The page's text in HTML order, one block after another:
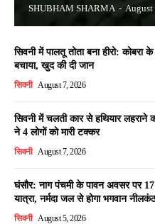
SHUBHAM SHARMA - August
सिवनी में पालतू तोता बना हीरो:
बचाया, खुद की दी जान
सिवनी August 7, 2026
सिवनी में चलती कार से हथियार लहराने
ने 4 लोगों को मारी टक्कर
सिवनी August 7, 2026
घंसौर: नाग पंचमी के पावन अवसर पर
यात्रा, नर्मदा जल से होगा भगवान
सिवनी August 5, 2026